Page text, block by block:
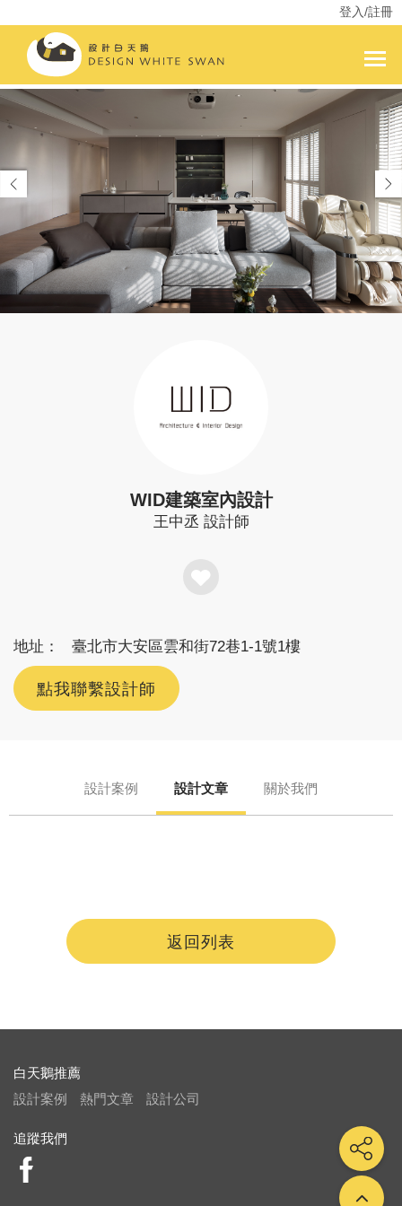
登入/註冊
WID建築室內設計
王中丞 設計師
地址： 臺北市大安區雲和街72巷1-1號1樓
點我聯繫設計師
設計案例 設計文章 關於我們
返回列表
白天鵝推薦
設計案例
熱門文章 設計公司
追蹤我們